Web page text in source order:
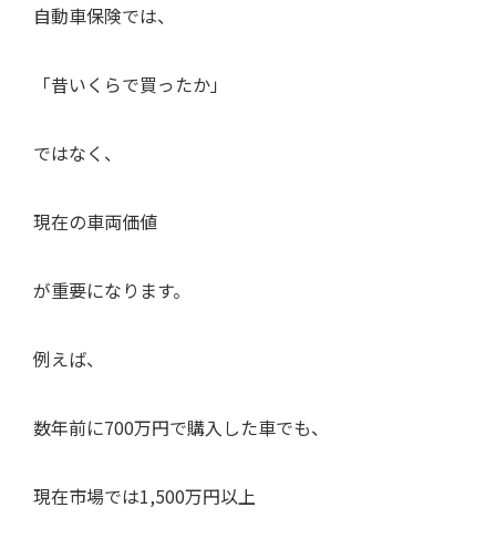
自動車保険では、
「昔いくらで買ったか」
ではなく、
現在の車両価値
が重要になります。
例えば、
数年前に700万円で購入した車でも、
現在市場では1,500万円以上